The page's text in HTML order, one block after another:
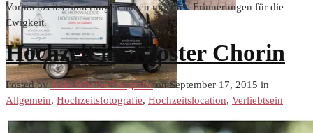
Vorhochzeitserinnerungen haben möchtet. Erinnerungen für die
Ewigkeit.
Hochzeit im Kloster Chorin
Posted byAnkeScheibeFotografieon September 17, 2015 in
Allgemein, Hochzeitsfotografie, Hochzeitslocation, Verliebtsein